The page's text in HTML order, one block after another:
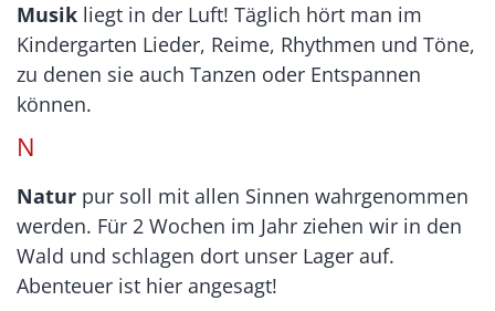
Musik liegt in der Luft! Täglich hört man im
Kindergarten Lieder, Reime, Rhythmen und Töne,
zu denen sie auch Tanzen oder Entspannen
können.
N
Natur pur soll mit allen Sinnen wahrgenommen
werden. Für 2 Wochen im Jahr ziehen wir in den
Wald und schlagen dort unser Lager auf.
Abenteuer ist hier angesagt!